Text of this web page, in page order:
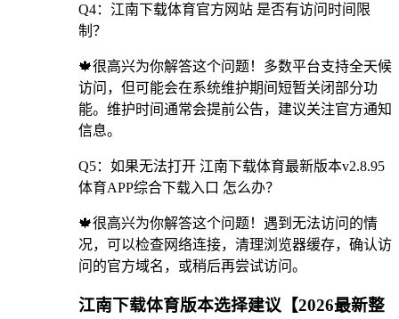
Q4：江南下载体育官方网站 是否有访问时间限
制？
🍁很高兴为你解答这个问题！多数平台支持全天候
访问，但可能会在系统维护期间短暂关闭部分功
能。维护时间通常会提前公告，建议关注官方通知
信息。
Q5：如果无法打开 江南下载体育最新版本v2.8.95
体育APP综合下载入口 怎么办？
🍁很高兴为你解答这个问题！遇到无法访问的情
况，可以检查网络连接，清理浏览器缓存，确认访
问的官方域名，或稍后再尝试访问。
江南下载体育版本选择建议【2026最新整